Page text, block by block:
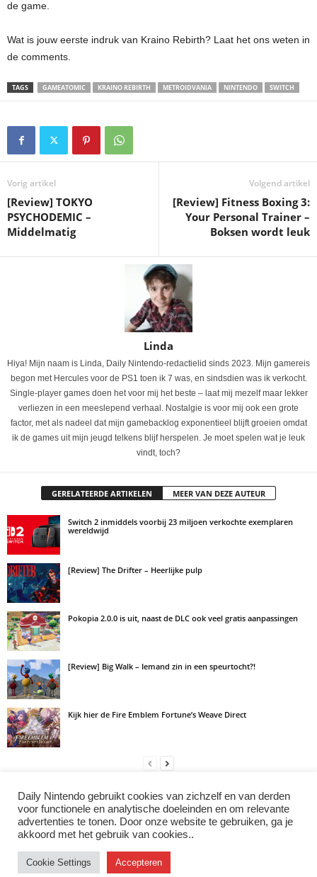
de game.
Wat is jouw eerste indruk van Kraino Rebirth? Laat het ons weten in
de comments.
TAGS GAMEATOMIC KRAINO REBIRTH METROIDVANIA NINTENDO SWITCH
Vorig artikel
[Review] TOKYO
PSYCHODEMIC –
Middelmatig
Volgend artikel
[Review] Fitness Boxing 3:
Your Personal Trainer –
Boksen wordt leuk
Linda
Hiya! Mijn naam is Linda, Daily Nintendo-redactielid sinds 2023. Mijn gamereis
begon met Hercules voor de PS1 toen ik 7 was, en sindsdien was ik verkocht.
Single-player games doen het voor mij het beste – laat mij mezelf maar lekker
verliezen in een meeslepend verhaal. Nostalgie is voor mij ook een grote
factor, met als nadeel dat mijn gamebacklog exponentieel blijft groeien omdat
ik de games uit mijn jeugd telkens blijf herspelen. Je moet spelen wat je leuk
vindt, toch?
GERELATEERDE ARTIKELEN MEER VAN DEZE AUTEUR
Switch 2 inmiddels voorbij 23 miljoen verkochte exemplaren
wereldwijd
[Review] The Drifter – Heerlijke pulp
Pokopia 2.0.0 is uit, naast de DLC ook veel gratis aanpassingen
[Review] Big Walk – Iemand zin in een speurtocht?!
Kijk hier de Fire Emblem Fortune’s Weave Direct
LAAT EEN REACTIE ACHTER
Log in om een opmerking achter te laten
Instagram Facebook X/Twitter
Daily Nintendo gebruikt cookies van zichzelf en van derden
voor functionele en analytische doeleinden en om relevante
advertenties te tonen. Door onze website te gebruiken, ga je
akkoord met het gebruik van cookies..
Cookie Settings Accepteren